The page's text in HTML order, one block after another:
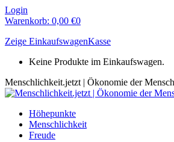
Zum
Inhalt
Login
Warenkorb: 0,00 €0
Zeige EinkaufswagenKasse
Keine Produkte im Einkaufswagen.
Menschlichkeit.jetzt | Ökonomie der
Höhepunkte
Menschlichkeit
Freude